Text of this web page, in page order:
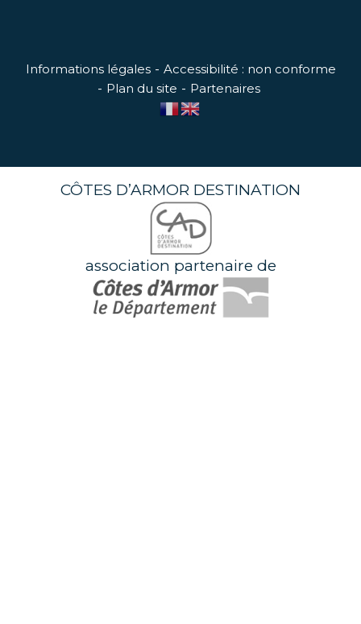
Informations légales
Accessibilité : non conforme
Plan du site
Partenaires
CÔTES D’ARMOR DESTINATION
association partenaire de